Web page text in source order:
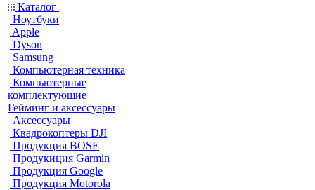
Каталог
Ноутбуки
Apple
Dyson
Samsung
Компьютерная техника
Компьютерные
комплектующие
Гейминг и аксессуары
Аксессуары
Квадрокоптеры DJI
Продукция BOSE
Продукиция Garmin
Продукция Google
Продукция Motorola